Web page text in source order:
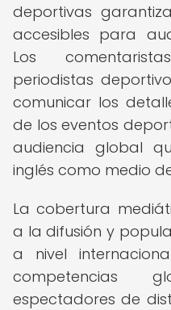
deportivas
accesibles para
Los
periodistas
comunicar los
de los eventos
audiencia global
inglés como medio
La cobertura
a la difusión y
a nivel
competencias
espectadores de